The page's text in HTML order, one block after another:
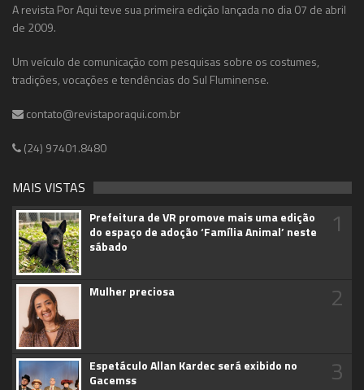
A revista Por Aqui teve sua primeira edição lançada no dia 07 de abril
de 2009.
Um veículo de comunicação com pesquisas sobre os costumes,
tradições, vocações e tendências do Sul Fluminense.
contato@revistaporaqui.com.br
(24) 97401.8480
MAIS VISTAS
Prefeitura de VR promove mais uma edição
do espaço de adoção ‘Família Animal’ neste
sábado
1
Mulher preciosa 2
Espetáculo Allan Kardec será exibido no
Gacemss
3